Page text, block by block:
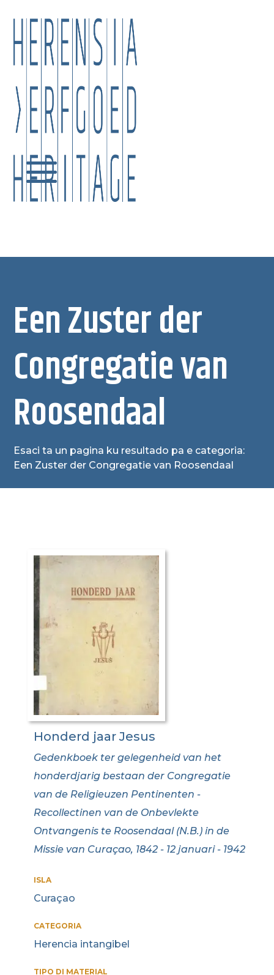
Een Zuster der
Congregatie van
Roosendaal
Esaci ta un pagina ku resultado pa e categoria:
Een Zuster der Congregatie van Roosendaal
Honderd jaar Jesus
Gedenkboek ter gelegenheid van het
honderdjarig bestaan der Congregatie
van de Religieuzen Pentinenten -
Recollectinen van de Onbevlekte
Ontvangenis te Roosendaal (N.B.) in de
Missie van Curaçao, 1842 - 12 januari - 1942
ISLA
Curaçao
CATEGORIA
Herencia intangibel
TIPO DI MATERIAL